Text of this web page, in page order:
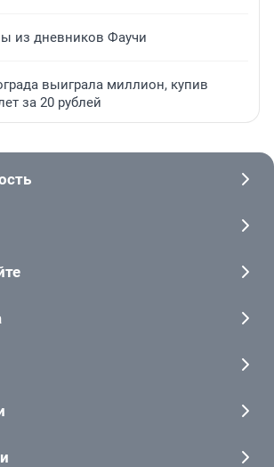
из дневников Фаучи
выиграла миллион, купив
за 20 рублей